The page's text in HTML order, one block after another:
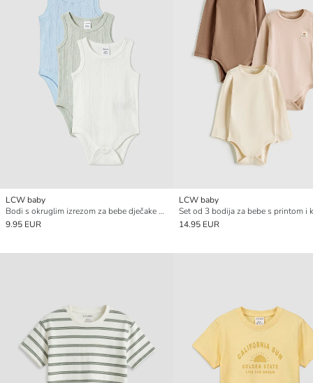
LCW baby
Bodi s okruglim izrezom za bebe dječake na kopčanje 3-pakiranje
9.95 EUR
LCW baby
14.95 EUR